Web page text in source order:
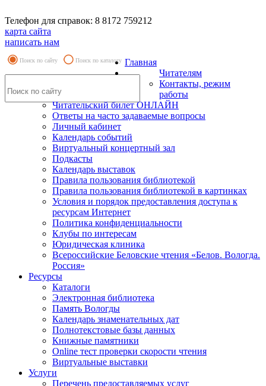
Телефон для справок: 8 8172 759212
карта сайта
написать нам
Поиск по сайту Поиск по каталогу Главная
Читателям
Контакты, режим
работы
Читательский билет ОНЛАЙН
Ответы на часто задаваемые вопросы
Личный кабинет
Календарь событий
Виртуальный концертный зал
Подкасты
Календарь выставок
Правила пользования библиотекой
Правила пользования библиотекой в картинках
Условия и порядок предоставления доступа к
ресурсам Интернет
Политика конфиденциальности
Клубы по интересам
Юридическая клиника
Всероссийские Беловские чтения «Белов. Вологда.
Россия»
Ресурсы
Каталоги
Электронная библиотека
Память Вологды
Календарь знаменательных дат
Полнотекстовые базы данных
Книжные памятники
Online тест проверки скорости чтения
Виртуальные выставки
Услуги
Перечень предоставляемых услуг